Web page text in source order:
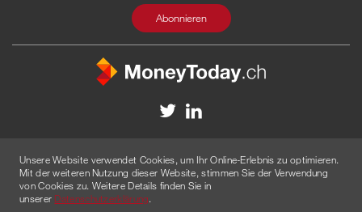
Disclaimer
Werbung
© 2026 Created byAGENTUR AM WASSER
Unsere Website verwendet Cookies, um Ihr Online-Erlebnis zu optimieren.
Mit der weiteren Nutzung dieser Website, stimmen Sie der Verwendung
von Cookies zu. Weitere Details finden Sie in
unserer Datenschutzerklärung.